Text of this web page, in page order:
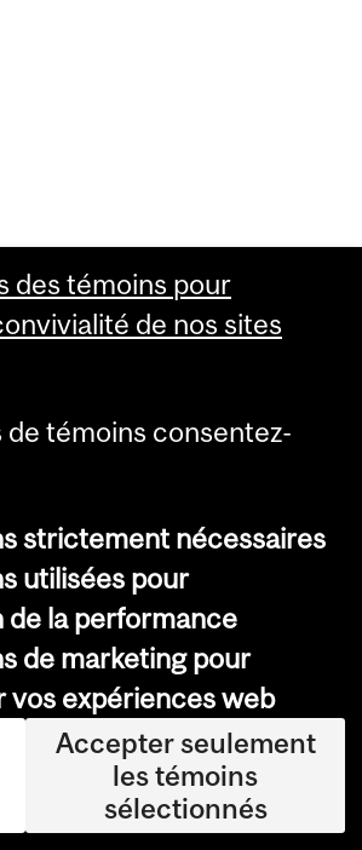
des témoins pour
de nos sites
de témoins consentez-
strictement nécessaires
utilisées pour
de la performance
de marketing pour
vos expériences web
Accepter seulement
les témoins
sélectionnés